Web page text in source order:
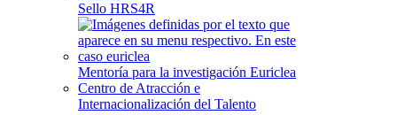
Sello HRS4R
Mentoría para la investigación Euriclea
Centro de Atracción e
Internacionalización del Talento